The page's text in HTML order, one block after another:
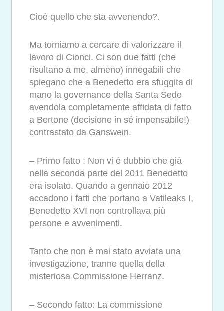
Cioè quello che sta avvenendo?.
Ma torniamo a cercare di valorizzare il
lavoro di Cionci. Ci son due fatti (che
risultano a me, almeno) innegabili che
spiegano che a Benedetto era sfuggita di
mano la governance della Santa Sede
avendola completamente affidata di fatto
a Bertone (decisione in sé impensabile!)
contrastato da Ganswein.
– Primo fatto : Non vi è dubbio che già
nella seconda parte del 2011 Benedetto
era isolato. Quando a gennaio 2012
accadono i fatti che portano a Vatileaks I,
Benedetto XVI non controllava più
persone e avvenimenti.
Tanto che non è mai stato avviata una
investigazione, tranne quella della
misteriosa Commissione Herranz.
– Secondo fatto: La commissione